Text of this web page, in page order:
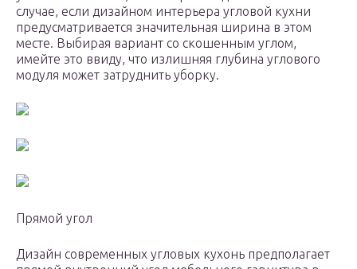
случае, если дизайном интерьера угловой кухни
предусматривается значительная ширина в этом
месте. Выбирая вариант со скошенным углом,
имейте это ввиду, что излишняя глубина углового
модуля может затруднить уборку.
Прямой угол
Дизайн современных угловых кухонь предполагает